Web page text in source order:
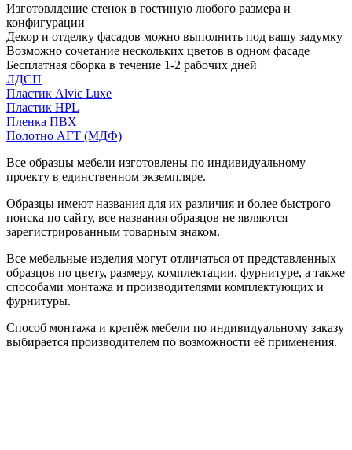
Изготовлдение стенок в гостиную любого размера и
конфигурации
Декор и отделку фасадов можно выполнить под вашу задумку
Возможно сочетание нескольких цветов в одном фасаде
Бесплатная сборка в течение 1-2 рабочих дней
ЛДСП
Пластик Alvic Luxe
Пластик HPL
Пленка ПВХ
Полотно АГТ (МДФ)
Все образцы мебели изготовлены по индивидуальному
проекту в единственном экземпляре.
Образцы имеют названия для их различия и более быстрого
поиска по сайту, все названия образцов не являются
зарегистрированным товарным знаком.
Все мебельные изделия могут отличаться от представленных
образцов по цвету, размеру, комплектации, фурнитуре, а также
способами монтажа и производителями комплектующих и
фурнитуры.
Способ монтажа и крепёж мебели по индивидуальному заказу
выбирается производителем по возможности её применения.